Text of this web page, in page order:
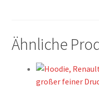
Ähnliche